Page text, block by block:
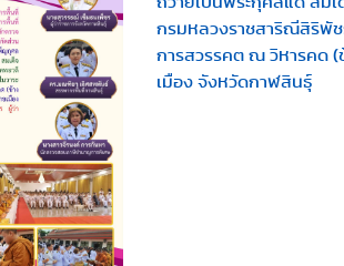
กรมหลวงราชสาริณีสิริพัช
การสวรรคต ณ วิหารคด (
เมือง จังหวัดกาฬสินธุ์